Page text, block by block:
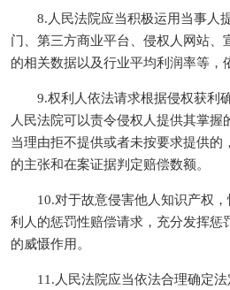
8.人民法院应当积极运用当事人
门、第三方商业平台、侵权人网站、
的相关数据以及行业平均利润率等，
9.权利人依法请求根据侵权获利确
人民法院可以责令侵权人提供其掌握
当理由拒不提供或者未按要求提供的
的主张和在案证据判定赔偿数额。
10.对于故意侵害他人知识产权，
利人的惩罚性赔偿请求，充分发挥惩
的威慑作用。
11.人民法院应当依法合理确定法